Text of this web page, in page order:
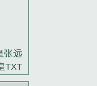
张远
TXT
皇八